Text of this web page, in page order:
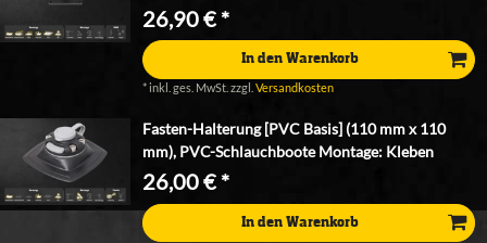
26,90 € *
In den Warenkorb
*inkl. ges. MwSt. zzgl.Versandkosten
Fasten-Halterung [PVC Basis] (110 mm x 110
mm), PVC-Schlauchboote Montage: Kleben
26,00 € *
In den Warenkorb